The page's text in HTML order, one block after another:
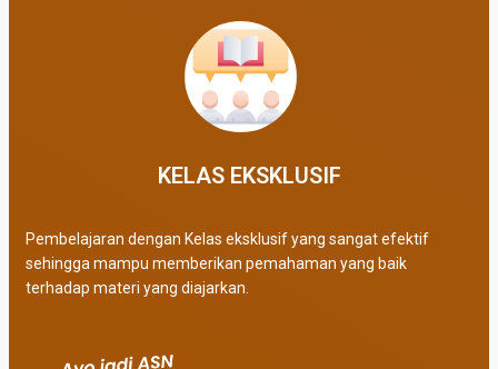
KELAS EKSKLUSIF​
Pembelajaran dengan Kelas eksklusif yang sangat efektif
sehingga mampu memberikan pemahaman yang baik
terhadap materi yang diajarkan.